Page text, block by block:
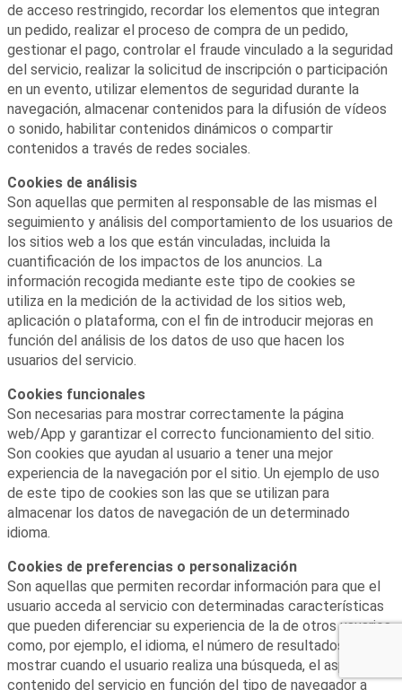
de acceso restringido, recordar los elementos que integran
un pedido, realizar el proceso de compra de un pedido,
gestionar el pago, controlar el fraude vinculado a la seguridad
del servicio, realizar la solicitud de inscripción o participación
en un evento, utilizar elementos de seguridad durante la
navegación, almacenar contenidos para la difusión de vídeos
o sonido, habilitar contenidos dinámicos o compartir
contenidos a través de redes sociales.
Cookies de análisis
Son aquellas que permiten al responsable de las mismas el
seguimiento y análisis del comportamiento de los usuarios de
los sitios web a los que están vinculadas, incluida la
cuantificación de los impactos de los anuncios. La
información recogida mediante este tipo de cookies se
utiliza en la medición de la actividad de los sitios web,
aplicación o plataforma, con el fin de introducir mejoras en
función del análisis de los datos de uso que hacen los
usuarios del servicio.
Cookies funcionales
Son necesarias para mostrar correctamente la página
web/App y garantizar el correcto funcionamiento del sitio.
Son cookies que ayudan al usuario a tener una mejor
experiencia de la navegación por el sitio. Un ejemplo de uso
de este tipo de cookies son las que se utilizan para
almacenar los datos de navegación de un determinado
idioma.
Cookies de preferencias o personalización
Son aquellas que permiten recordar información para que el
usuario acceda al servicio con determinadas características
que pueden diferenciar su experiencia de la de otros usuarios,
como, por ejemplo, el idioma, el número de resultados a
mostrar cuando el usuario realiza una búsqueda, el aspecto o
contenido del servicio en función del tipo de navegador a